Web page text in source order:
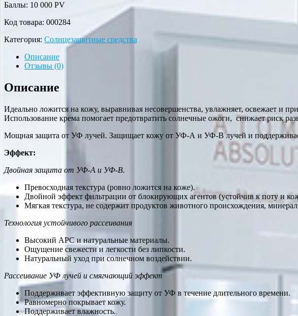
Баллы: 10 000 PV
Код товара: 000284
Категория: Солнцезащитные средства
Описание
Отзывы (0)
Описание
Идеально ложится на кожу, выравнивая несовершенства, увлажняет, освежает и
Использование крема помогает предотвратить солнечные ожоги, снижает риск
Мощная защита от УФ лучей. Защищает кожу от УФ-А и УФ-В лучей и
Эффект:
Двойная защита от УФ-А и УФ-В.
Превосходная текстура (ровно ложится на коже).
Двойной эффект фильтрации от блокирующих агентов (устойчив к поту и
Мягкая текстура, не содержит продуктов животного происхождения,
Технология устойчивого рассеивания
Высокий APC и натуральные материалы.
Ощущение свежести и легкости без липкости.
Натуральный уход при солнечном воздействии.
Рассеивание УФ лучей и смягчающий эффект
Поддерживает эффективную защиту от УФ в течение длительного времени.
Равномерно покрывает кожу.
Поддерживает влажность.